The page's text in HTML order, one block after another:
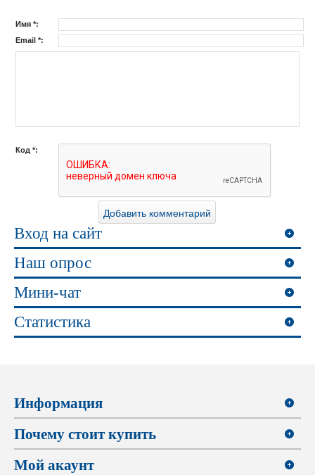
Имя *:
Email *:
Код *:
Вход на сайт
Наш опрос
Мини-чат
Статистика
Информация
Почему стоит купить
Мой акаунт